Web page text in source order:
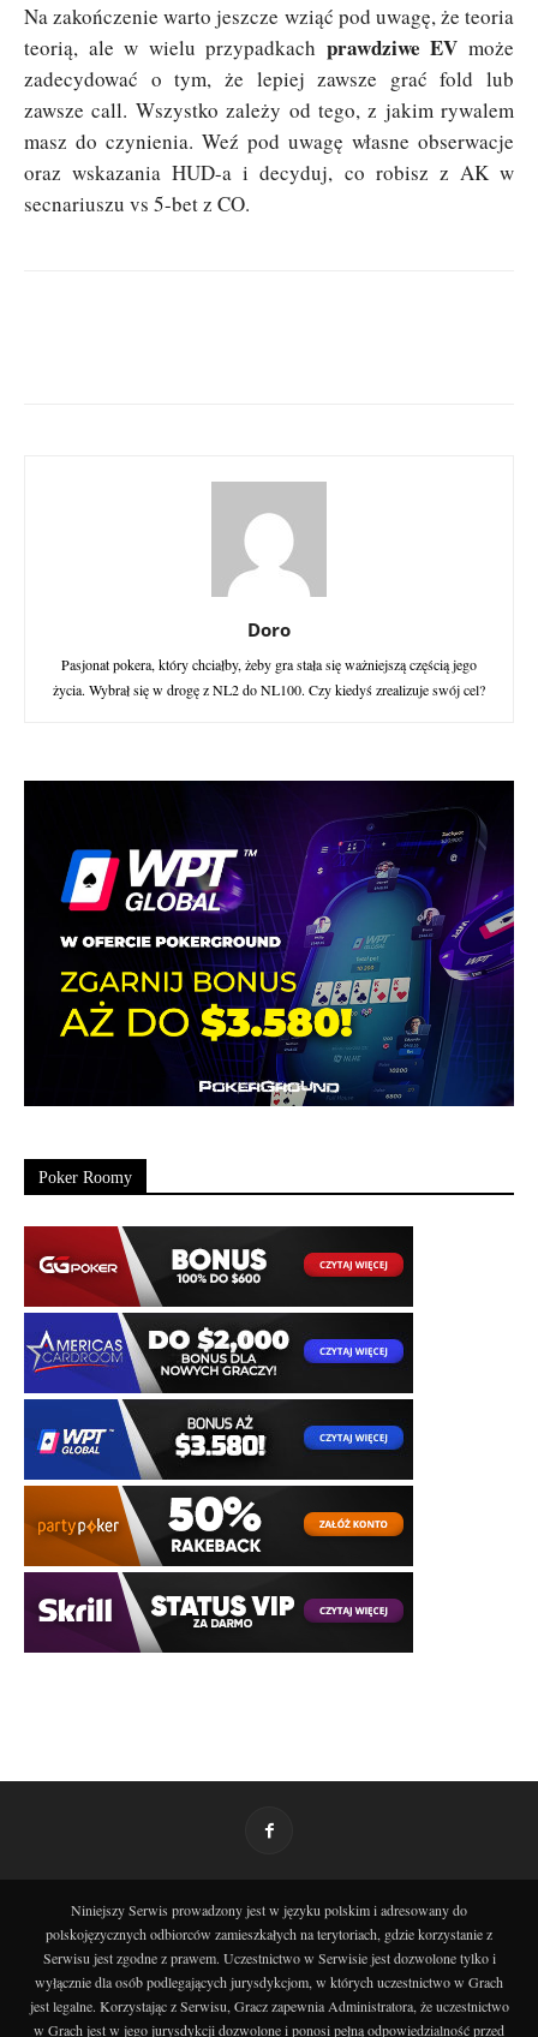
Na zakończenie warto jeszcze wziąć pod uwagę, że teoria
teorią, ale w wielu przypadkach prawdziwe EV może
zadecydować o tym, że lepiej zawsze grać fold lub
zawsze call. Wszystko zależy od tego, z jakim rywalem
masz do czynienia. Weź pod uwagę własne obserwacje
oraz wskazania HUD-a i decyduj, co robisz z AK w
secnariuszu vs 5-bet z CO.
Doro
Pasjonat pokera, który chciałby, żeby gra stała się ważniejszą częścią jego
życia. Wybrał się w drogę z NL2 do NL100. Czy kiedyś zrealizuje swój cel?
Poker Roomy
Niniejszy Serwis prowadzony jest w języku polskim i adresowany do
polskojęzycznych odbiorców zamieszkałych na terytoriach, gdzie korzystanie z
Serwisu jest zgodne z prawem. Uczestnictwo w Serwisie jest dozwolone tylko i
wyłącznie dla osób podlegających jurysdykcjom, w których uczestnictwo w Grach
jest legalne. Korzystając z Serwisu, Gracz zapewnia Administratora, że uczestnictwo
w Grach jest w jego jurysdykcji dozwolone i ponosi pełną odpowiedzialność przed